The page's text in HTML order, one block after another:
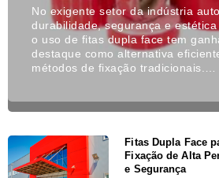
No exigente setor da indústria
durabilidade, segurança e estética
o uso de fitas dupla face tem
destaque como alternativa
métodos de fixação tradicionais.…
Fitas Dupla Face
Fixação de Alta
e Segurança